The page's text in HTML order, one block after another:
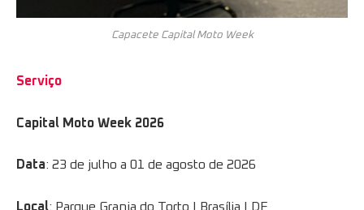
Capacete Capital Moto Week
Serviço
Capital Moto Week 2026
Data: 23 de julho a 01 de agosto de 2026
Local: Parque Granja do Torto | Brasília | DF